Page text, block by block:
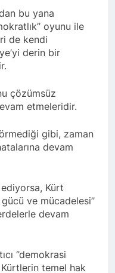
Hewler temsilcisi
Şirin Timur; HAK-
gösterilen ilgi
ediyoruz.
BAŞKANLIK
ibaret değildir.’
Genel başkanı
düzenlediği
Geleceğinde
Genel Başkanı
dönüşmektedir”
PSK VE PWK
KONAK
ORTAK
Burkay’dan
Dünya Anadil
Viyana
bu yana
oyunu ile
de kendi
derin bir
çözümsüz
etmeleridir.
gibi, zaman
devam
ediyorsa, Kürt
ve mücadelesi’’
devam
‘’demokrasi
Kürtlerin temel hak